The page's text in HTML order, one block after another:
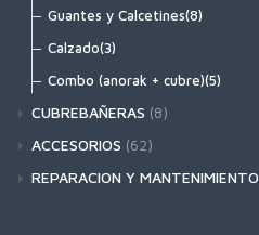
Guantes y Calcetines(8)
Calzado(3)
Combo (anorak + cubre)(5)
CUBREBAÑERAS (8)
Neopreno(6)
Nylon(2)
ACCESORIOS (62)
Seguridad(26)
REPARACION Y MANTENIMIENTO